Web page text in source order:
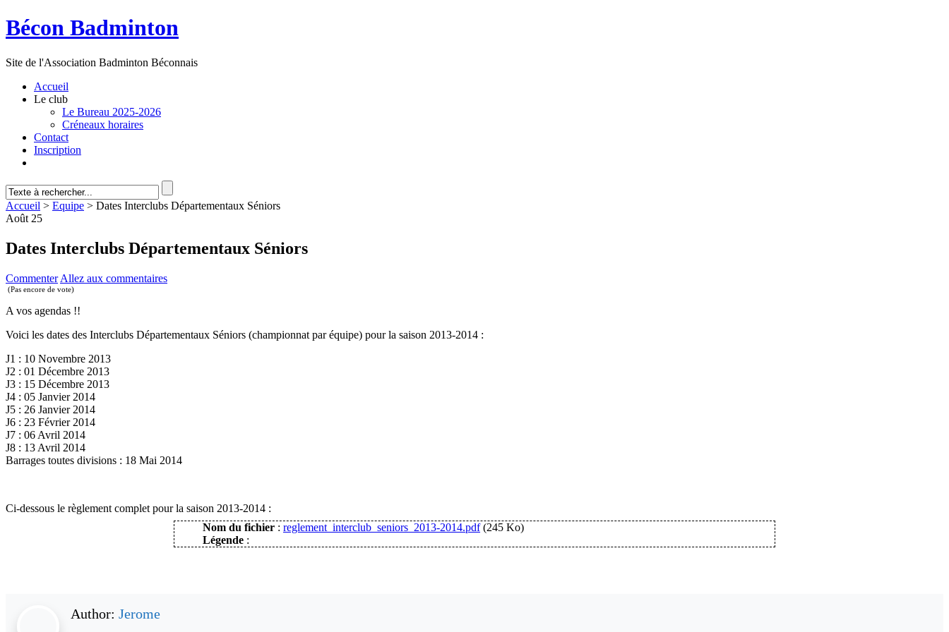
Bécon Badminton
Site de l'Association Badminton Béconnais
Accueil
Le club
Le Bureau 2025-2026
Créneaux horaires
Contact
Inscription
Accueil > Equipe > Dates Interclubs Départementaux Séniors
Août 25
Dates Interclubs Départementaux Séniors
Commenter Allez aux commentaires
(Pas encore de vote)
A vos agendas !!
Voici les dates des Interclubs Départementaux Séniors (championnat par équipe) pour la saison 2013-2014 :
J1 : 10 Novembre 2013
J2 : 01 Décembre 2013
J3 : 15 Décembre 2013
J4 : 05 Janvier 2014
J5 : 26 Janvier 2014
J6 : 23 Février 2014
J7 : 06 Avril 2014
J8 : 13 Avril 2014
Barrages toutes divisions : 18 Mai 2014
Ci-dessous le règlement complet pour la saison 2013-2014 :
Nom du fichier :reglement_interclub_seniors_2013-2014.pdf(245 Ko)
Légende :
Author: Jerome